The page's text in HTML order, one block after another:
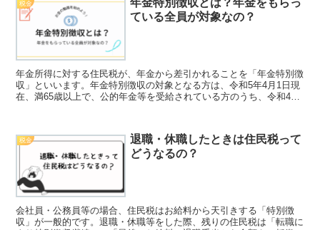
税金
ている全員が対象なの？
年金所得に対する住民税が、年金から差引かれることを「年金特別徴
収」といいます。年金特別徴収の対象となる方は、令和5年4月1日現
在、満65歳以上で、公的年金等を受給されている方のうち、令和4年
税金
退職・休職したときは住民税って
どうなるの？
会社員・公務員等の場合、住民税はお給料から天引きする「特別徴
収」が一般的です。退職・休職等をした際、残りの住民税は「転職に